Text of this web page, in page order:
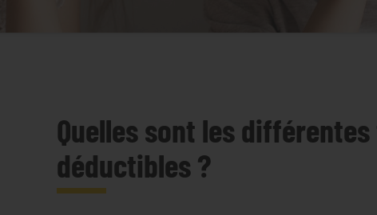
Quelles sont les
déductibles ?